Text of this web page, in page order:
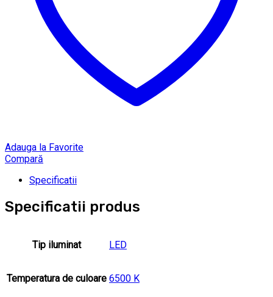
Adauga la Favorite
Compară
Specificatii
Specificatii produs
Tip iluminat LED
Temperatura de culoare 6500 K